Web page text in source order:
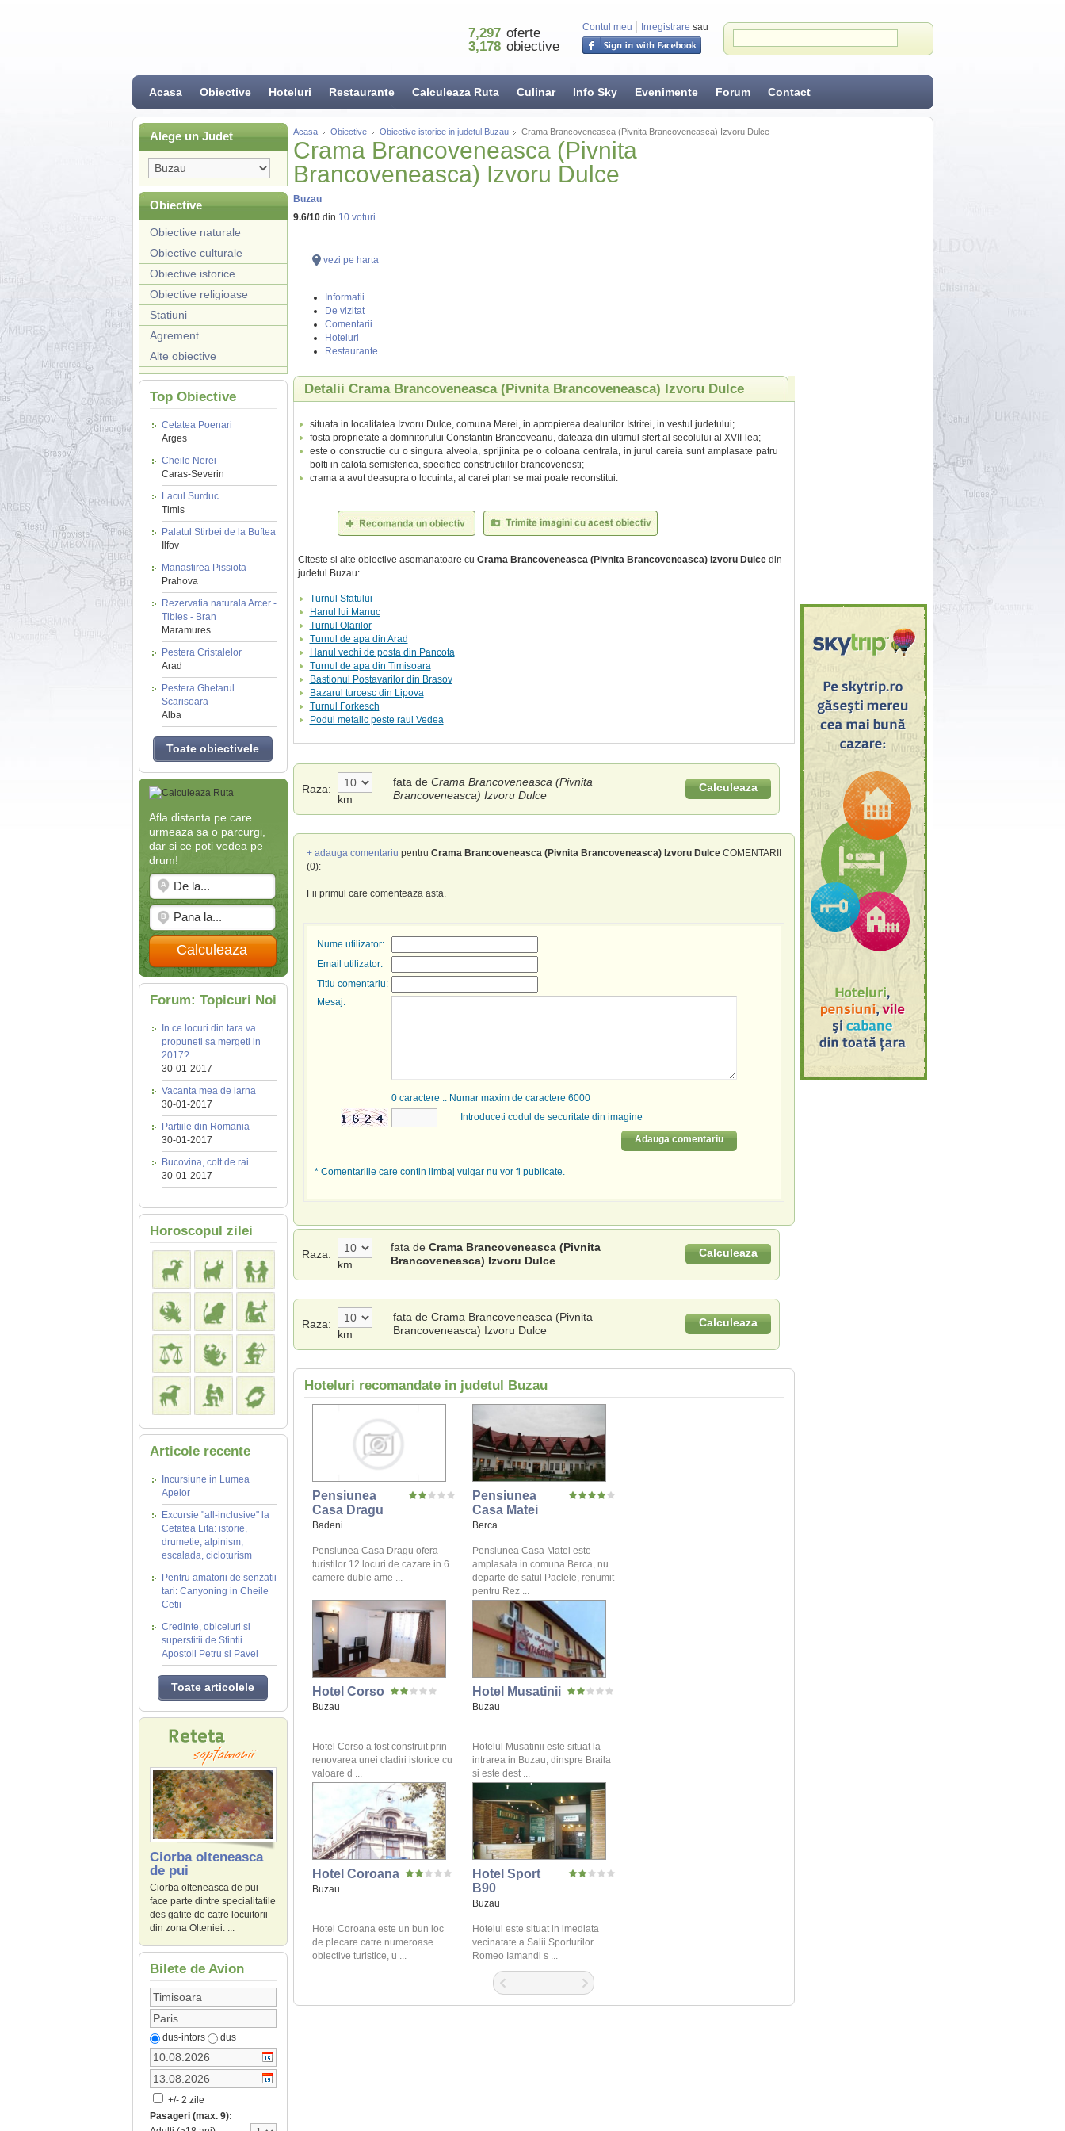
Contul meu Inregistrare sau
7,297 oferte
3,178 obiective
Acasa Obiective Hoteluri Restaurante Calculeaza Ruta Culinar Info Sky Evenimente Forum Contact
Alege un Judet
Obiective
Obiective naturale
Obiective culturale
Obiective istorice
Obiective religioase
Statiuni
Agrement
Alte obiective
Top Obiective
Cetatea Poenari
Arges
Cheile Nerei
Caras-Severin
Lacul Surduc
Timis
Palatul Stirbei de la Buftea
Ilfov
Manastirea Pissiota
Prahova
Rezervatia naturala Arcer -
Tibles - Bran
Maramures
Pestera Cristalelor
Arad
Pestera Ghetarul
Scarisoara
Alba
Toate obiectivele
Afla distanta pe care
urmeaza sa o parcurgi,
dar si ce poti vedea pe
drum!
Calculeaza
Forum: Topicuri Noi
In ce locuri din tara va
propuneti sa mergeti in
2017?
30-01-2017
Vacanta mea de iarna
30-01-2017
Partiile din Romania
30-01-2017
Bucovina, colt de rai
30-01-2017
Horoscopul zilei
Articole recente
Incursiune in Lumea
Apelor
Excursie "all-inclusive" la
Cetatea Lita: istorie,
drumetie, alpinism,
escalada, cicloturism
Pentru amatorii de senzatii
tari: Canyoning in Cheile
Cetii
Credinte, obiceiuri si
superstitii de Sfintii
Apostoli Petru si Pavel
Toate articolele
Ciorba olteneasca
de pui
Ciorba olteneasca de pui
face parte dintre specialitatile
des gatite de catre locuitorii
din zona Olteniei. ...
Bilete de Avion
dus-intors dus
+/- 2 zile
Pasageri (max. 9):
Acasa Obiective Obiective istorice in judetul Buzau Crama Brancoveneasca (Pivnita Brancoveneasca) Izvoru Dulce
Crama Brancoveneasca (Pivnita
Brancoveneasca) Izvoru Dulce
Buzau
9.6/10din 10voturi
vezi pe harta
Informatii
De vizitat
Comentarii
Hoteluri
Restaurante
Detalii Crama Brancoveneasca (Pivnita Brancoveneasca) Izvoru Dulce
situata in localitatea Izvoru Dulce, comuna Merei, in apropierea dealurilor Istritei, in vestul judetului;
fosta proprietate a domnitorului Constantin Brancoveanu, dateaza din ultimul sfert al secolului al XVII-lea;
este o constructie cu o singura alveola, sprijinita pe o coloana centrala, in jurul careia sunt amplasate patru
bolti in calota semisferica, specifice constructiilor brancovenesti;
crama a avut deasupra o locuinta, al carei plan se mai poate reconstitui.
Citeste si alte obiective asemanatoare cu Crama Brancoveneasca (Pivnita Brancoveneasca) Izvoru Dulcedin
judetul Buzau:
Turnul Sfatului
Hanul lui Manuc
Turnul Olarilor
Turnul de apa din Arad
Hanul vechi de posta din Pancota
Turnul de apa din Timisoara
Bastionul Postavarilor din Brasov
Bazarul turcesc din Lipova
Turnul Forkesch
Podul metalic peste raul Vedea
Raza:
km
fata de Crama Brancoveneasca (Pivnita
Brancoveneasca) Izvoru Dulce
Calculeaza
+ adauga comentariu pentru Crama Brancoveneasca (Pivnita Brancoveneasca) Izvoru DulceCOMENTARII
(0):
Fii primul care comenteaza asta.
Nume utilizator:
Email utilizator:
Titlu comentariu:
Mesaj:
0caractere :: Numar maxim de caractere 6000
Introduceti codul de securitate din imagine
Adauga comentariu
* Comentariile care contin limbaj vulgar nu vor fi publicate.
Raza:
km
fata de Crama Brancoveneasca (Pivnita
Brancoveneasca) Izvoru Dulce
Calculeaza
Raza:
km
fata de Crama Brancoveneasca (Pivnita
Brancoveneasca) Izvoru Dulce
Calculeaza
Hoteluri recomandate in judetul Buzau
Pensiunea
Casa Dragu
Badeni
Pensiunea Casa Dragu ofera
turistilor 12 locuri de cazare in 6
camere duble ame ...
Pensiunea
Casa Matei
Berca
Pensiunea Casa Matei este
amplasata in comuna Berca, nu
departe de satul Paclele, renumit
pentru Rez ...
Hotel Corso
Buzau
Hotel Corso a fost construit prin
renovarea unei cladiri istorice cu
valoare d ...
Hotel Musatinii
Buzau
Hotelul Musatinii este situat la
intrarea in Buzau, dinspre Braila
si este dest ...
Hotel Coroana
Buzau
Hotel Coroana este un bun loc
de plecare catre numeroase
obiective turistice, u ...
Hotel Sport
B90
Buzau
Hotelul este situat in imediata
vecinatate a Salii Sporturilor
Romeo Iamandi s ...